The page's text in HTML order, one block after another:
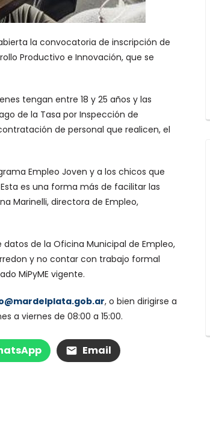
la convocatoria de inscripción de
Productivo e Innovación, que se
tengan entre 18 y 25 años y las
de la Tasa por Inspección de
de personal que realicen, el
Empleo Joven y a los chicos que
es una forma más de facilitar las
Marinelli, directora de Empleo,
de la Oficina Municipal de Empleo,
y no contar con trabajo formal
MiPyME vigente.
, o bien dirigirse a
a viernes de 08:00 a 15:00.
Email